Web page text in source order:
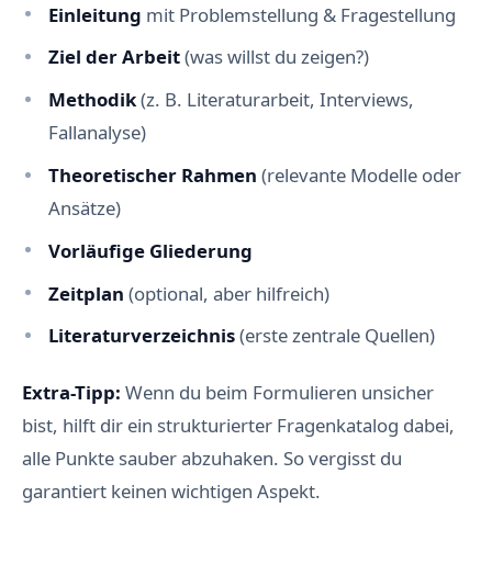
Einleitung mit Problemstellung & Fragestellung
Ziel der Arbeit(was willst du zeigen?)
Methodik(z. B. Literaturarbeit, Interviews,
Fallanalyse)
Theoretischer Rahmen (relevante Modelle oder
Ansätze)
Vorläufige Gliederung
Zeitplan (optional, aber hilfreich)
Literaturverzeichnis(erste zentrale Quellen)
Extra-Tipp: Wenn du beim Formulieren unsicher
bist, hilft dir ein strukturierter Fragenkatalog dabei,
alle Punkte sauber abzuhaken. So vergisst du
garantiert keinen wichtigen Aspekt.